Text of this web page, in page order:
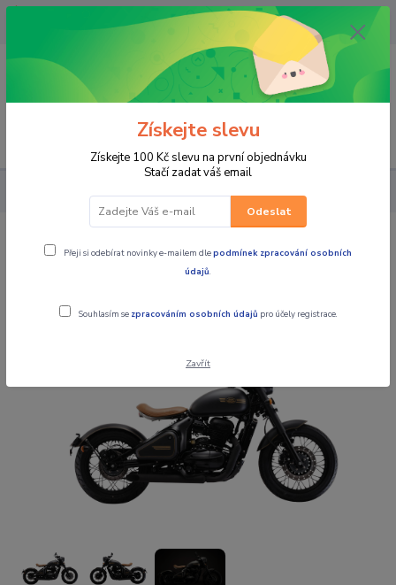
OPAVA 733537099/HLUČÍN
734541648/OLOMOUC 734593593
0,00 CZK
MOTOCYKLY JAWA JAWA PÉRÁK černá
JAWA PÉRÁK černá
Získejte slevu
Získejte 100 Kč slevu na první objednávku
Stačí zadat váš email
Odeslat
Přeji si odebírat novinky e-mailem dlepodmínek zpracování osobních
údajů.
Souhlasím se zpracováním osobních údajů pro účely registrace.
Zavřít